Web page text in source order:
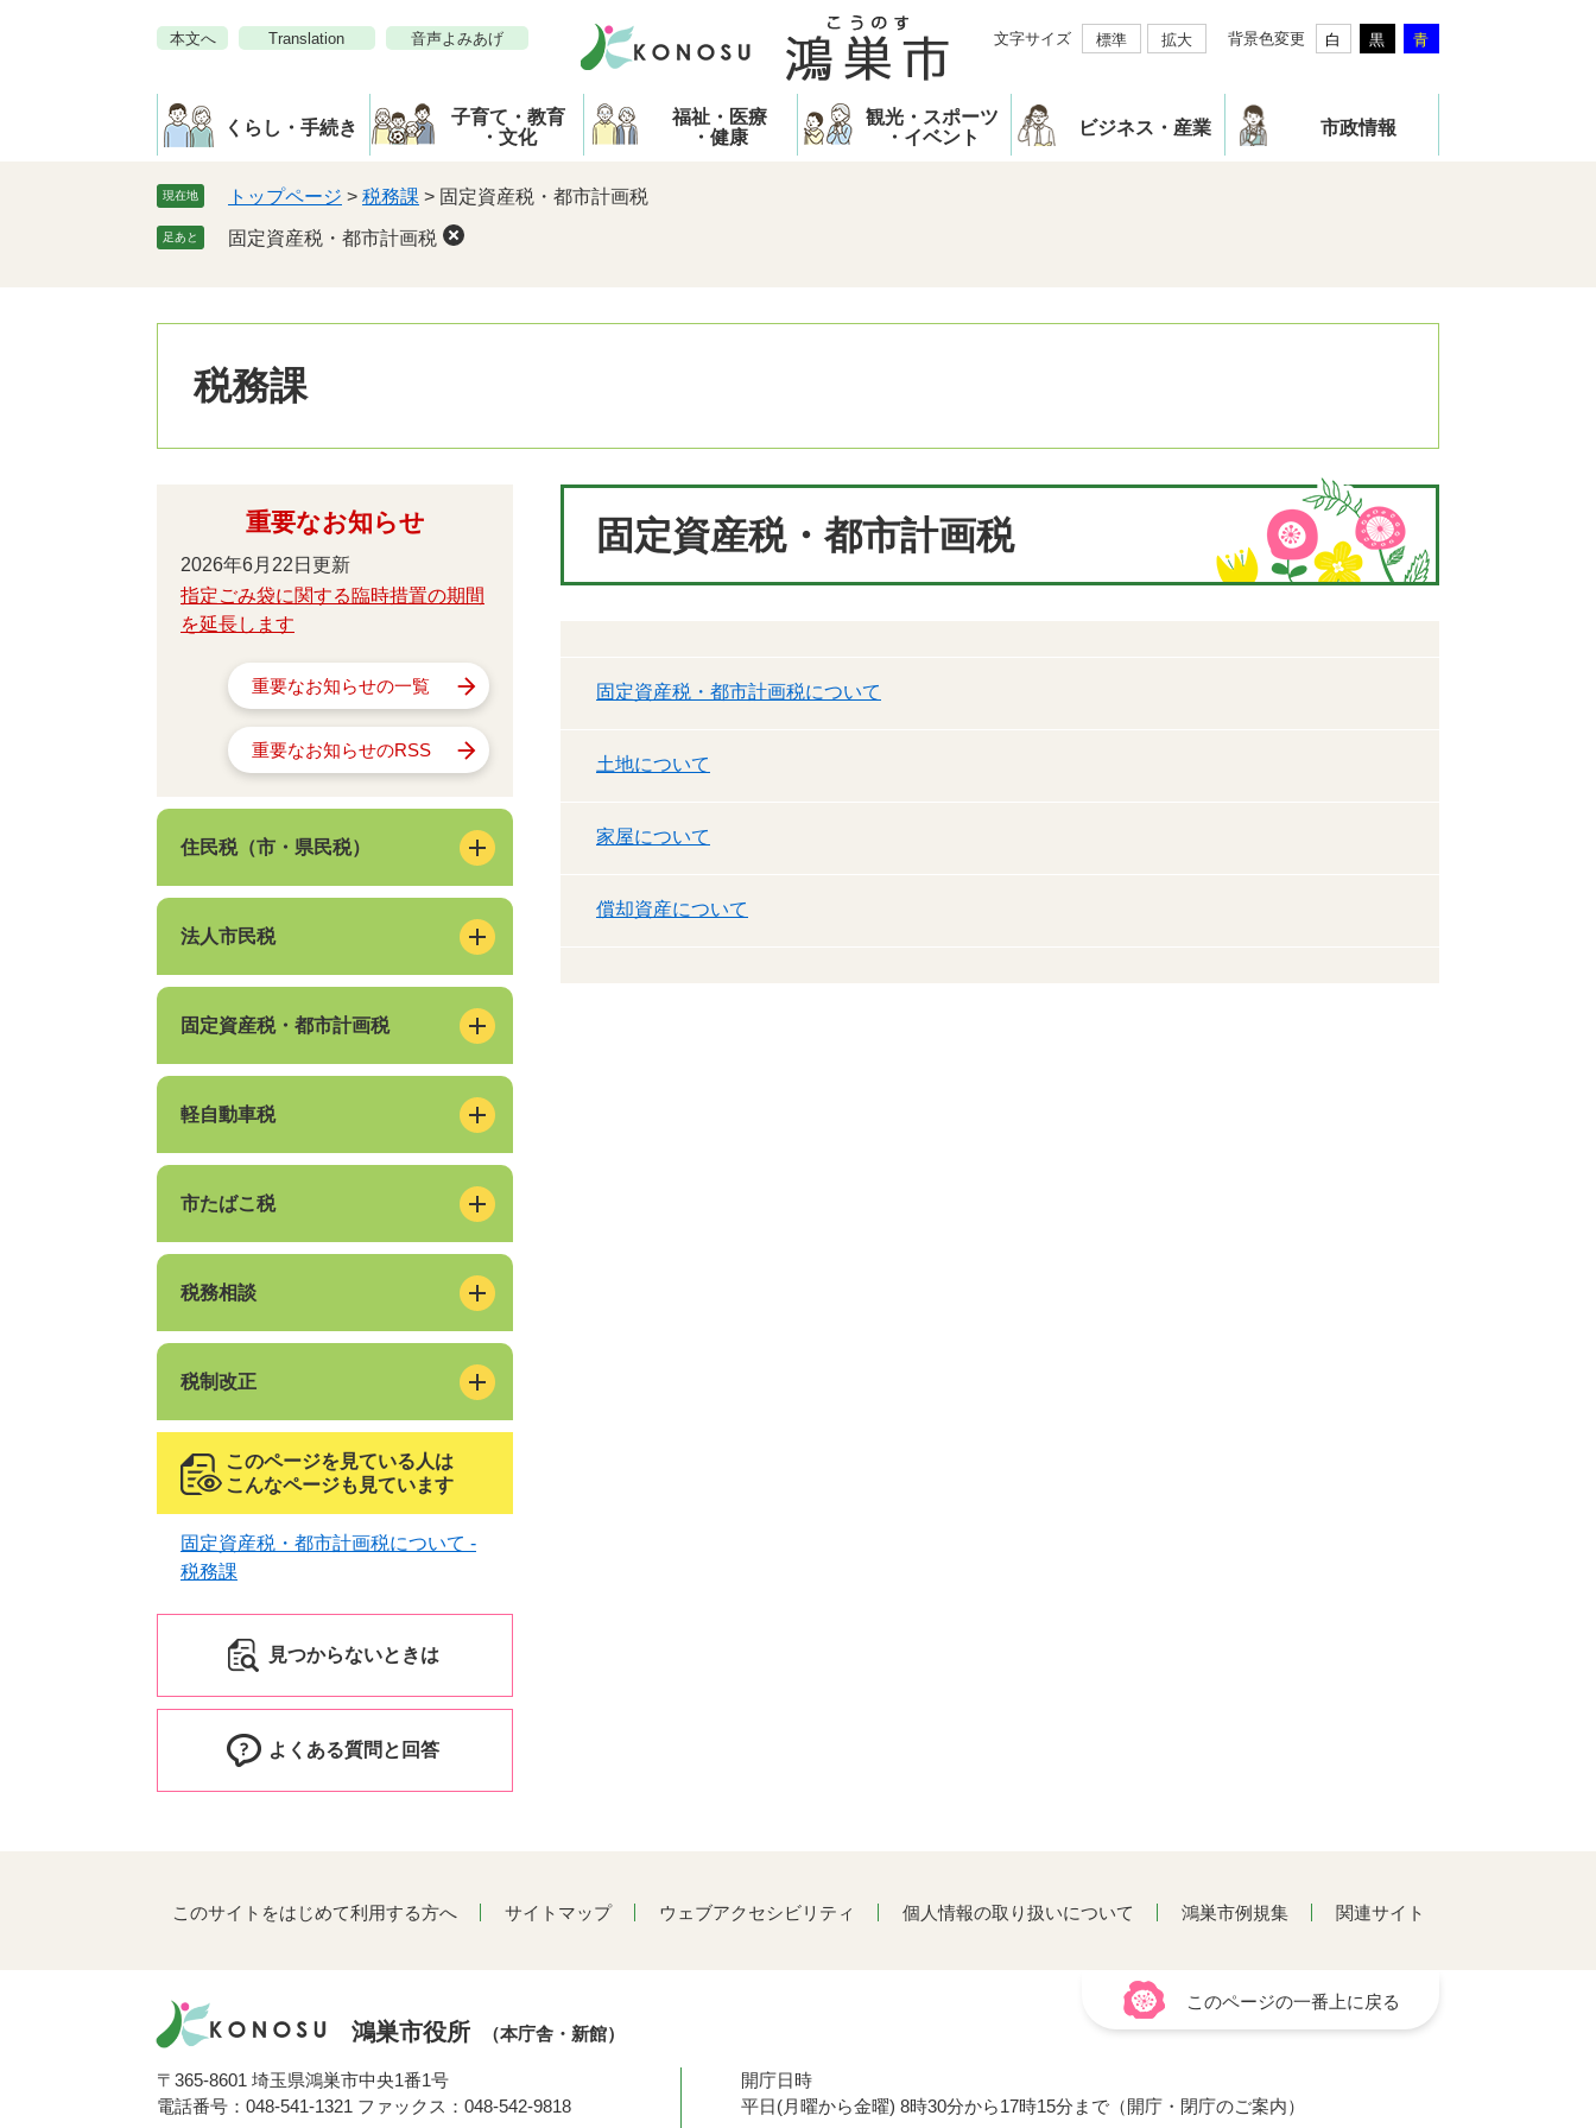
本文へ Translation 音声よみあげ 文字サイズ 標準 拡大 背景色変更 白 黒 青
くらし・手続き
子育て・教育
・文化
福祉・医療
・健康
観光・スポーツ
・イベント
ビジネス・産業 市政情報
現在地 トップページ > 税務課 > 固定資産税・都市計画税
足あと 固定資産税・都市計画税
税務課
固定資産税・都市計画税
固定資産税・都市計画税について
土地について
家屋について
償却資産について
重要なお知らせ
2026年6月22日更新
指定ごみ袋に関する臨時措置の期間
を延長します
重要なお知らせの一覧
重要なお知らせのRSS
住民税（市・県民税）
法人市民税
固定資産税・都市計画税
軽自動車税
市たばこ税
税務相談
税制改正
このページを見ている人は
こんなページも見ています
固定資産税・都市計画税について -
税務課
見つからないときは
よくある質問と回答
このサイトをはじめて利用する方へ サイトマップ ウェブアクセシビリティ 個人情報の取り扱いについて 鴻巣市例規集 関連サイト
このページの一番上に戻る
鴻巣市役所 （本庁舎・新館）
〒365-8601 埼玉県鴻巣市中央1番1号
電話番号：048-541-1321 ファックス：048-542-9818
開庁日時
平日(月曜から金曜) 8時30分から17時15分まで（開庁・閉庁のご案内）